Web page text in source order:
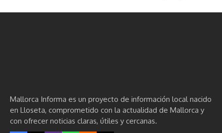
Mallorca Informa es un proyecto de información local nacido
en Lloseta, comprometido con la actualidad de Mallorca y
con ofrecer noticias claras, útiles y cercanas.